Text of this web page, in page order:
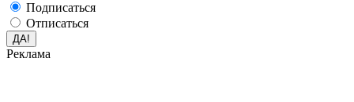
Подписаться
Отписаться
Реклама